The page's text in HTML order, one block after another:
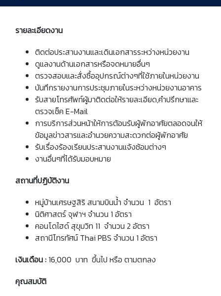
รายละเอียดงาน
ติดต่อประสานงานและเดินเอกสารระหว่างหน่วยงาน
ดูแลงานด้านเอกสารหรือจดหมายอื่นๆ
ตรวจสอบและสั่งซื้ออุปกรณ์ต่างๆที่ใช้ภายในหน่วยงาน
บันทึกรายงานการประชุมภายในระหว่างหน่วยงานอาคาร
รับสายโทรศัพท์ผู้มาติดต่อให้รายละเอียด,คำปรึกษาและ
ตรวจเช็ค E-Mail
การบริการส่วนหน้าให้การต้อนรับผู้พักอาศัยตลอดจนให้
ข้อมูลข่าวสารและอำนวยความสะดวกต่อผู้พักอาศัย
รับเรื่องร้องเรียนประสานงานแจ้งซ้อมต่างๆ
งานอื่นๆที่ได้รับมอบหมาย
สถานที่ปฏิบัติงาน
หมู่บ้านเศรษฐสิริ สนามบินน้ำ จำนวน 1 อัตรา
นิติศาสตร์ จุฬาฯ จำนวน 1 อัตรา
คอนโดไฮด์ สุขุมวิท 11 จำนวน 2 อัตรา
สถานีโทรทัศน์ Thai PBS จำนวน 1 อัตรา
เงินเดือน : 16,000 บาท ขึ้นไป หรือ ตามตกลง
คุณสมบัติ